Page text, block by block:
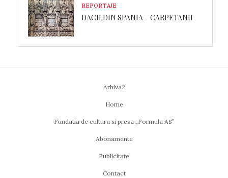
REPORTAJE
DACII DIN SPANIA – CARPETANII
Arhiva2
Home
Fundatia de cultura si presa „Formula AS”
Abonamente
Publicitate
Contact